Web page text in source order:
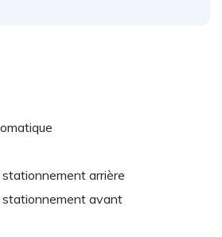
arrière
stationnement avant